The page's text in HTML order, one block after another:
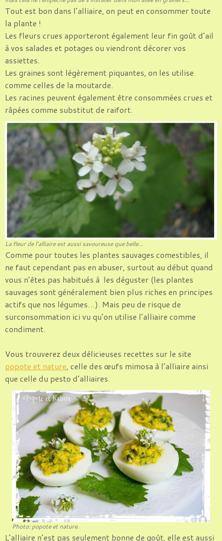
Tout est bon dans l’alliaire, on peut en consommer toute
la plante !
Les fleurs crues apporteront également leur fin goût d’ail
à vos salades et potages ou viendront décorer vos
assiettes.
Les graines sont légèrement piquantes, on les utilise
comme celles de la moutarde.
Les racines peuvent également être consommées crues et
râpées comme substitut de raifort.
La fleur de l’alliaire est aussi savoureuse que belle…
Comme pour toutes les plantes sauvages comestibles, il
ne faut cependant pas en abuser, surtout au début quand
vous n’êtes pas habitués à les déguster (les plantes
sauvages sont généralement bien plus riches en principes
actifs que nos légumes…). Mais peu de risque de
surconsommation ici vu qu’on utilise l’alliaire comme
condiment.
Vous trouverez deux délicieuses recettes sur le site
popote et nature, celle des œufs mimosa à l’alliaire ainsi
que celle du pesto d’alliaires.
Photo: popote et nature.
L’alliaire n’est pas seulement bonne de goût, elle est aussi